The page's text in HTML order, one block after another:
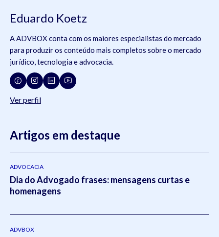
Eduardo Koetz
A ADVBOX conta com os maiores especialistas do mercado
para produzir os conteúdo mais completos sobre o mercado
jurídico, tecnologia e advocacia.
Ver perfil
Artigos em destaque
ADVOCACIA
Dia do Advogado frases: mensagens curtas e
homenagens
ADVBOX